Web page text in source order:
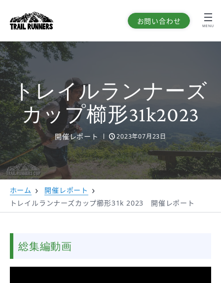
お問い合わせ
MENU
トレイルランナーズ
カップ櫛形31k2023
開催レポート 2023年07月23日
ホーム
開催レポート
トレイルランナーズカップ櫛形31k 2023 開催レポート
総集編動画